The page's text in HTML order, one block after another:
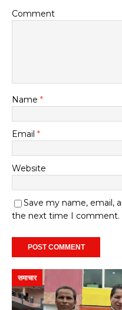
Comment
Name *
Email *
Website
Save my name, email,
the next time I comment.
समाचार